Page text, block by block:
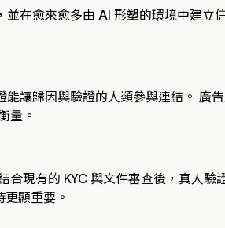
在愈來愈多由 AI 形塑的環境中建立
讓歸因與驗證的人類參與連結。 廣
量。
現有的 KYC 與文件審查後，真人驗
顯重要。